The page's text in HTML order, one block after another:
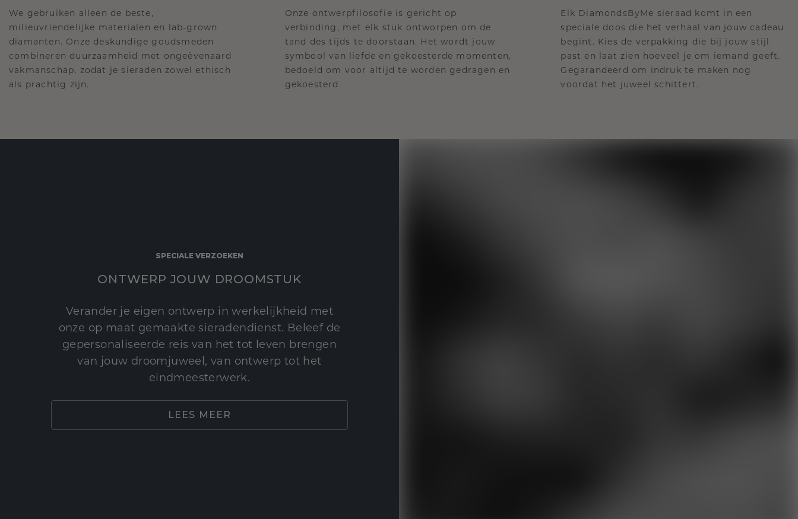
We gebruiken alleen de beste,
milieuvriendelijke materialen en lab-grown
diamanten. Onze deskundige goudsmeden
combineren duurzaamheid met ongeëvenaard
vakmanschap, zodat je sieraden zowel ethisch
als prachtig zijn.
Onze ontwerpfilosofie is gericht op
verbinding, met elk stuk ontworpen om de
tand des tijds te doorstaan. Het wordt jouw
symbool van liefde en gekoesterde momenten,
bedoeld om voor altijd te worden gedragen en
gekoesterd.
Elk DiamondsByMe sieraad komt in een
speciale doos die het verhaal van jouw cadeau
begint. Kies de verpakking die bij jouw stijl
past en laat zien hoeveel je om iemand geeft.
Gegarandeerd om indruk te maken nog
voordat het juweel schittert.
SPECIALE VERZOEKEN
ONTWERP JOUW DROOMSTUK
Verander je eigen ontwerp in werkelijkheid met
onze op maat gemaakte sieradendienst. Beleef de
gepersonaliseerde reis van het tot leven brengen
van jouw droomjuweel, van ontwerp tot het
eindmeesterwerk.
LEES MEER